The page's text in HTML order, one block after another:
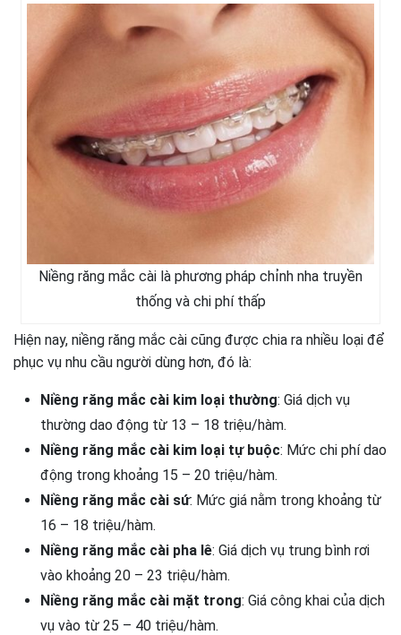
Niềng răng mắc cài là phương pháp chỉnh nha truyền
thống và chi phí thấp
Hiện nay, niềng răng mắc cài cũng được chia ra nhiều loại để
phục vụ nhu cầu người dùng hơn, đó là:
Niềng răng mắc cài kim loại thường: Giá dịch vụ
thường dao động từ 13 – 18 triệu/hàm.
Niềng răng mắc cài kim loại tự buộc: Mức chi phí dao
động trong khoảng 15 – 20 triệu/hàm.
Niềng răng mắc cài sứ: Mức giá nằm trong khoảng từ
16 – 18 triệu/hàm.
Niềng răng mắc cài pha lê: Giá dịch vụ trung bình rơi
vào khoảng 20 – 23 triệu/hàm.
Niềng răng mắc cài mặt trong: Giá công khai của dịch
vụ vào từ 25 – 40 triệu/hàm.